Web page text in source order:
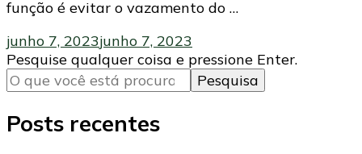
função é evitar o vazamento do …
junho 7, 2023junho 7, 2023
Procurando
algo?
Pesquise qualquer coisa e pressione Enter.
Posts recentes